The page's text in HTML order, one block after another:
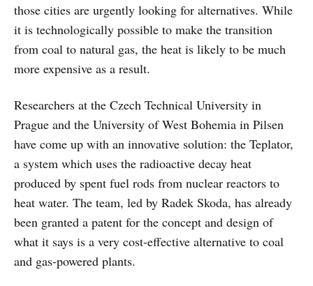
those cities are urgently looking for alternatives. While
it is technologically possible to make the transition
from coal to natural gas, the heat is likely to be much
more expensive as a result.
Researchers at the Czech Technical University in
Prague and the University of West Bohemia in Pilsen
have come up with an innovative solution: the Teplator,
a system which uses the radioactive decay heat
produced by spent fuel rods from nuclear reactors to
heat water. The team, led by Radek Skoda, has already
been granted a patent for the concept and design of
what it says is a very cost-effective alternative to coal
and gas-powered plants.